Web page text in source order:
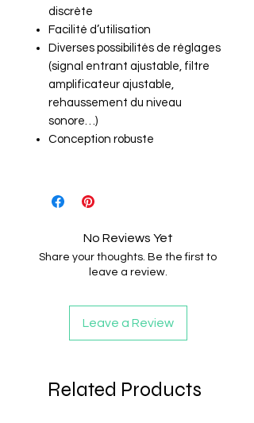
discrète
Facilité d’utilisation
Diverses possibilités de réglages
(signal entrant ajustable, filtre
amplificateur ajustable,
rehaussement du niveau
sonore…)
Conception robuste
No Reviews Yet
Share your thoughts. Be the first to
leave a review.
Leave a Review
Related Products